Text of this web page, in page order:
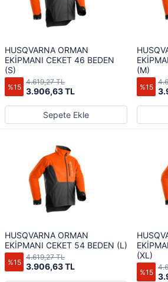
HUSQVARNA ORMAN
EKİPMANI CEKET 46 BEDEN
(S)
%15 3.906,63 TL
4.619,27 TL
Sepete Ekle
(M)
%15
HUSQVARNA ORMAN
EKİPMANI CEKET 54 BEDEN (L)
%15 3.906,63 TL
4.619,27 TL
(XL)
%15